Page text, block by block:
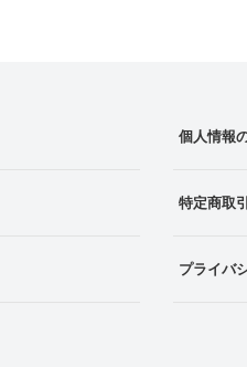
個人情報
特定商取
プライバ